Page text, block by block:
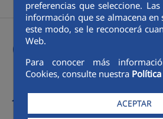
preferencias que seleccione.
información que se almacena en
este modo, se le reconocerá
Web.
Para conocer más
Cookies, consulte nuestra
ACEPTAR
Principios
Operamos bajo
principio de
transparencia